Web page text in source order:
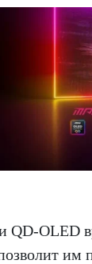
QD-OLED
им